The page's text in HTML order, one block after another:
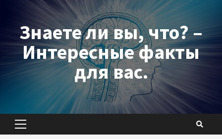
contentЗнаете ли вы, что? –
Интересные факты
для вас.
Primary